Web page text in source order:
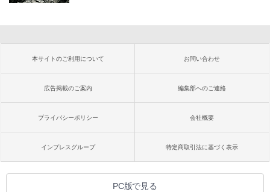
本サイトのご利用について お問い合わせ
広告掲載のご案内 編集部へのご連絡
プライバシーポリシー 会社概要
インプレスグループ 特定商取引法に基づく表示
PC版で見る